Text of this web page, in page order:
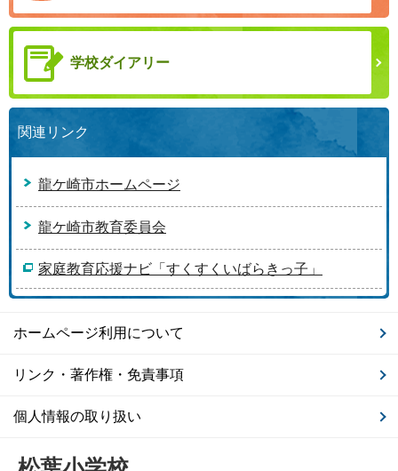
学校ダイアリー
関連リンク
龍ケ崎市ホームページ
龍ケ崎市教育委員会
家庭教育応援ナビ「すくすくいばらきっ子」
ホームページ利用について
リンク・著作権・免責事項
個人情報の取り扱い